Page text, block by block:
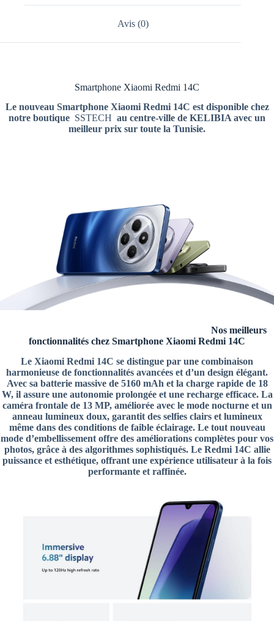
Avis (0)
Smartphone Xiaomi Redmi 14C
Le nouveau Smartphone Xiaomi Redmi 14C est disponible chez
notre boutique SSTECH au centre-ville de KELIBIA avec un
meilleur prix sur toute la Tunisie.
Nos meilleurs
fonctionnalités chez Smartphone Xiaomi Redmi 14C
Le Xiaomi Redmi 14C se distingue par une combinaison
harmonieuse de fonctionnalités avancées et d’un design élégant.
Avec sa batterie massive de 5160 mAh et la charge rapide de 18
W, il assure une autonomie prolongée et une recharge efficace. La
caméra frontale de 13 MP, améliorée avec le mode nocturne et un
anneau lumineux doux, garantit des selfies clairs et lumineux
même dans des conditions de faible éclairage. Le tout nouveau
mode d’embellissement offre des améliorations complètes pour vos
photos, grâce à des algorithmes sophistiqués. Le Redmi 14C allie
puissance et esthétique, offrant une expérience utilisateur à la fois
performante et raffinée.